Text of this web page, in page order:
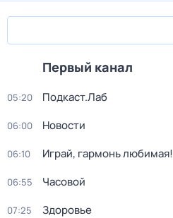
Первый канал
05:20 Подкаст.Лаб
06:00 Новости
06:10 Играй, гармонь любимая!
06:55 Часовой
07:25 Здоровье